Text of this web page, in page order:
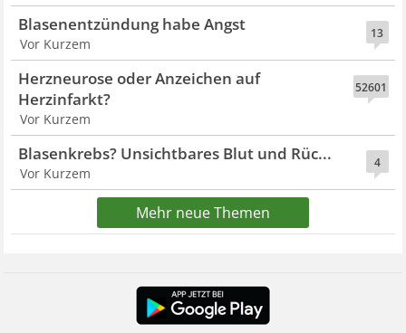
13
Blasenentzündung habe Angst
Vor Kurzem
52601
Herzneurose oder Anzeichen auf
Herzinfarkt?
Vor Kurzem
4
Blasenkrebs? Unsichtbares Blut und Rüc...
Vor Kurzem
Mehr neue Themen